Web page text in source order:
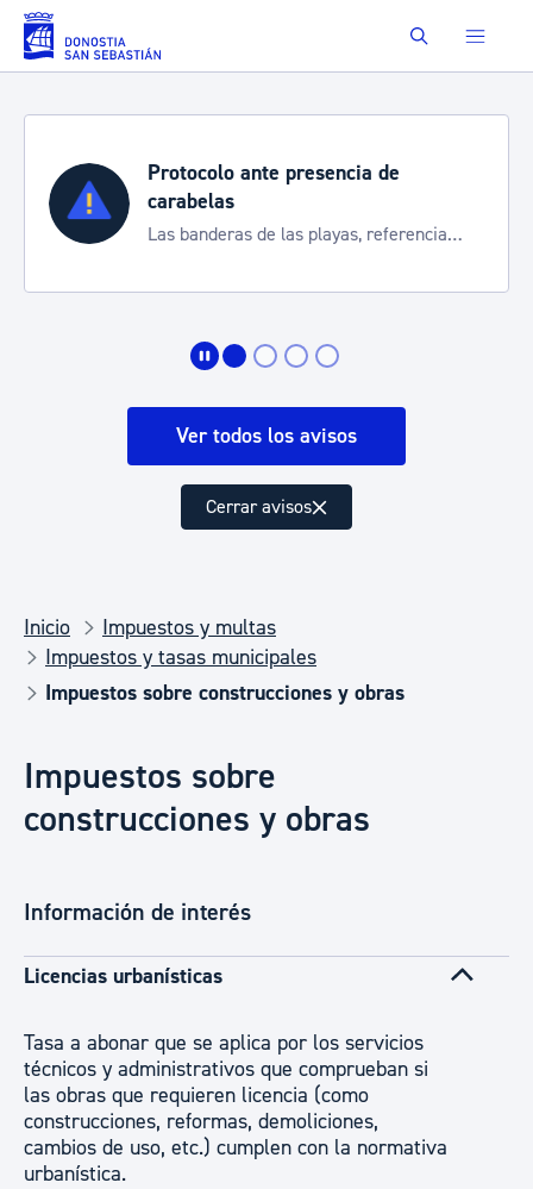
Saltar al contenido principal Buscar
Protocolo ante presencia de
carabelas
Las banderas de las playas, referencia
Ver todos los avisos
Cerrar avisos
Inicio
Impuestos y multas
Impuestos y tasas municipales
Impuestos sobre construcciones y obras
Impuestos sobre
construcciones y obras
Información de interés
Licencias urbanísticas
Tasa a abonar que se aplica por los servicios
técnicos y administrativos que comprueban si
las obras que requieren licencia (como
construcciones, reformas, demoliciones,
cambios de uso, etc.) cumplen con la normativa
urbanística.